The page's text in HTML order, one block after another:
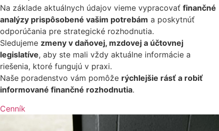
Na základe aktuálnych údajov vieme vypracovať finančné
analýzy prispôsobené vašim potrebám a poskytnúť
odporúčania pre strategické rozhodnutia.
Sledujeme zmeny v daňovej, mzdovej a účtovnej
legislatíve, aby ste mali vždy aktuálne informácie a
riešenia, ktoré fungujú v praxi.
Naše poradenstvo vám pomôže rýchlejšie rásť a robiť
informované finančné rozhodnutia.
Cenník